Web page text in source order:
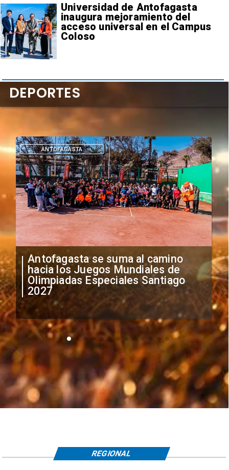
Universidad de Antofagasta
inaugura mejoramiento del
acceso universal en el Campus
Coloso
"Falta de profesionalismo": Sifup
anuncia medidas por situación
irregular de futbolistas
extranjeros
DEPORTES
DEPORTES
REGIONAL